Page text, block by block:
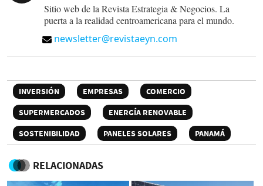
Sitio web de la Revista Estrategia & Negocios. La
puerta a la realidad centroamericana para el mundo.
newsletter@revistaeyn.com
INVERSIÓN EMPRESAS
COMERCIO
SUPERMERCADOS
ENERGÍA RENOVABLE
SOSTENIBILIDAD
PANELES SOLARES PANAMÁ
RELACIONADAS